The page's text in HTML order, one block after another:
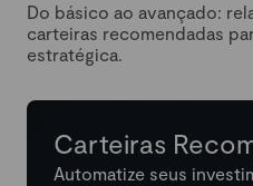
Do básico ao avançado:
carteiras recomendadas
estratégica.
Carteiras
Automatize seus